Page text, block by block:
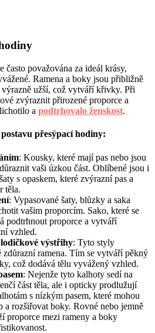
často považována za ideál krásy,
Ramena a boky jsou přibližně
výrazně užší, což vytváří křivky. Při
zvýraznit přirozené proporce a
a podtrhovalo ženskost.
přesýpací hodiny:
: Kousky, které mají pas nebo jsou
vaši úzkou část. Oblíbené jsou i
s opaskem, které zvýrazní pas a
těla.
: Vypasované šaty, blůzky a saka
vašim proporcím. Sako, které se
podtrhnout proporce a vytváří
vzhled.
výstřihy: Tyto styly
ramena. Tím se vytváří pěkný
což dodává tělu vyvážený vzhled.
: Nejenže tyto kalhoty sedí na
část těla, ale i opticky prodlužují
s nízkým pasem, které mohou
a rozšiřovat boky. Rovné nebo jemně
proporce mezi rameny a boky